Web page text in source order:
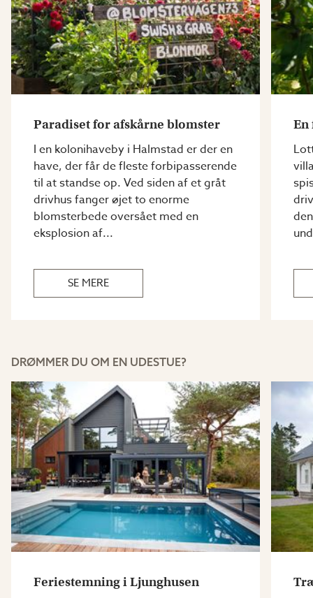
Paradiset for afskårne blomster
I en kolonihaveby i Halmstad er der en
have, der får de fleste forbipasserende
til at standse op. Ved siden af et gråt
drivhus fanger øjet to enorme
blomsterbede oversået med en
eksplosion af...
SE MERE
En
DRØMMER DU OM EN UDESTUE?
Feriestemning i Ljunghusen